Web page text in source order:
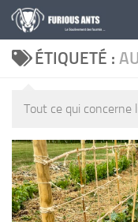
Skip to content
ÉTIQUETÉ :
Tout ce qui concerne